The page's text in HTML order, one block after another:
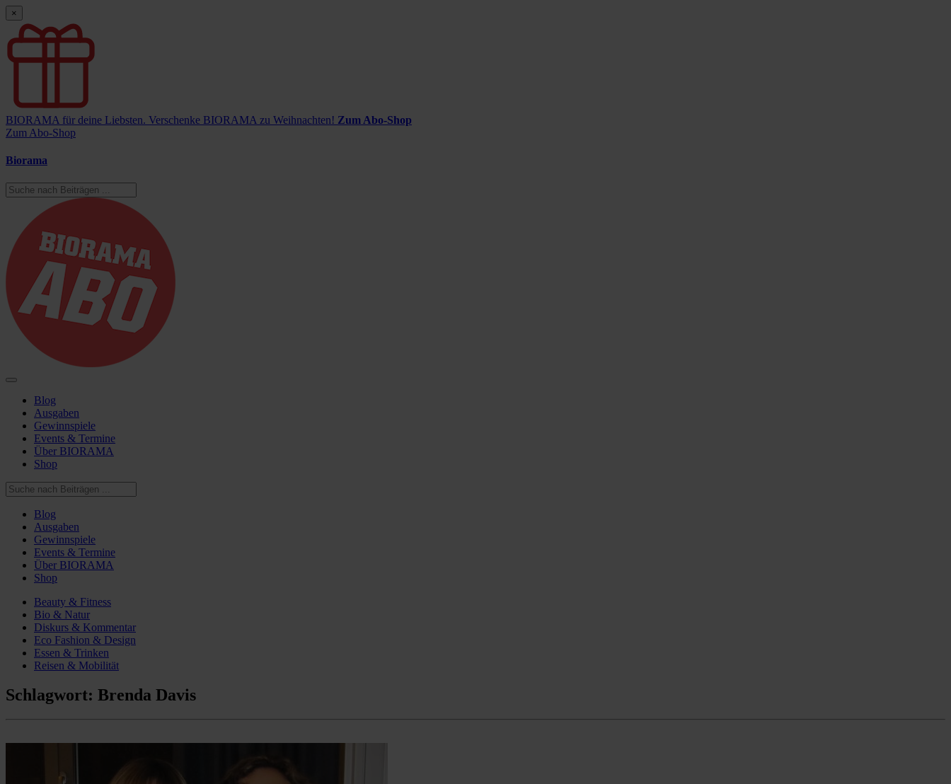
×
BIORAMA für deine Liebsten. Verschenke BIORAMA zu Weihnachten! Zum Abo-Shop
Zum Abo-Shop
Biorama
Blog
Ausgaben
Gewinnspiele
Events & Termine
Über BIORAMA
Shop
Blog
Ausgaben
Gewinnspiele
Events & Termine
Über BIORAMA
Shop
Beauty & Fitness
Bio & Natur
Diskurs & Kommentar
Eco Fashion & Design
Essen & Trinken
Reisen & Mobilität
Schlagwort: Brenda Davis